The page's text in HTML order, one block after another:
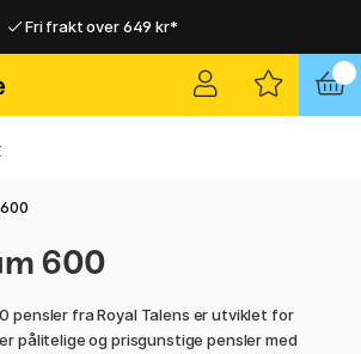
Fri frakt over 649 kr*
til dør eller utleveringssted
til dør eller utleveringssted
600
pensler fra Royal Talens er utviklet for
pålitelige og prisgunstige pensler med